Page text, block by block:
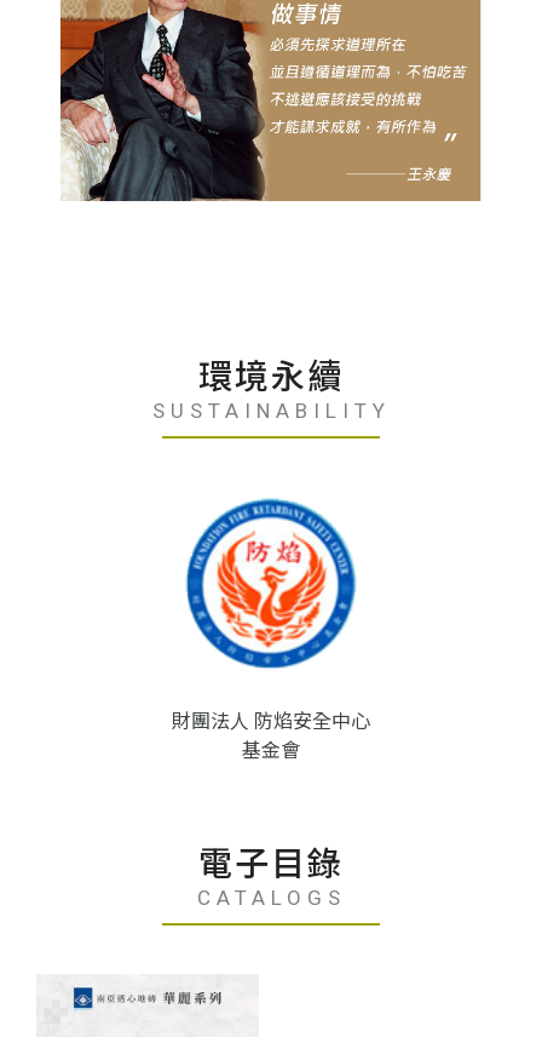
環境永續
SUSTAINABILITY
財團法人 防焰安全中心
基金會
電子目錄
CATALOGS